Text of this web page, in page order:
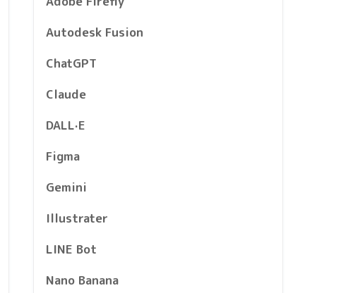
Autodesk Fusion
ChatGPT
Claude
DALL·E
Figma
Gemini
Illustrater
LINE Bot
Nano Banana